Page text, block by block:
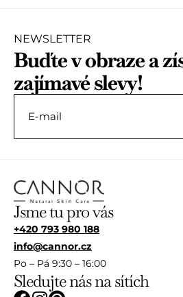
NEWSLETTER
Buďte v obraze a
zajímavé slevy!
Jsme tu pro vás
+420 793 980 188
info@cannor.cz
Po – Pá 9:30 – 16:00
Sledujte nás na sítích